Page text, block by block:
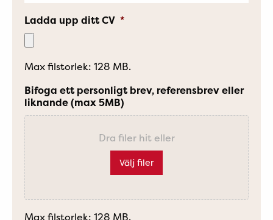
Ladda upp ditt CV *
Max filstorlek: 128 MB.
Bifoga ett personligt brev, referensbrev eller
liknande (max 5MB)
Dra filer hit eller
Välj filer
Max filstorlek: 128 MB.